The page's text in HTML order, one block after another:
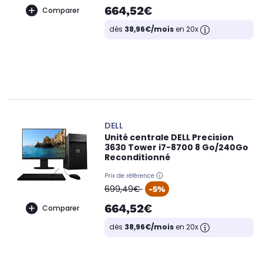
Comparer 664,52€
dès 38,96€/moisen 20x
Comparer
DELL
Unité centrale DELL Precision
3630 Tower i7-8700 8 Go/240Go
Reconditionné
Prix de référence
oldPrice
699,49€ -5%
664,52€
dès 38,96€/moisen 20x